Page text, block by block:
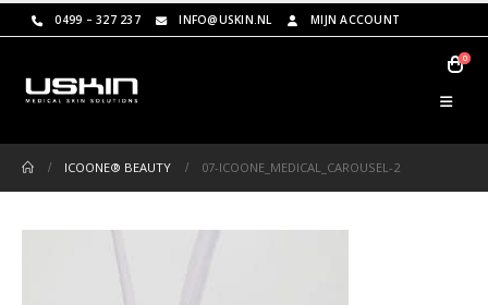
0499 – 327 237 INFO@USKIN.NL MIJN ACCOUNT
0
ICOONE® BEAUTY 07-ICOONE_MEDICAL_CAROUSEL-2